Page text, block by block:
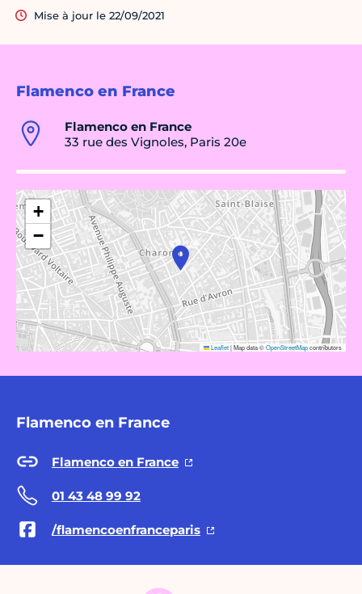
Flamenco en France
Flamenco en France
33 rue des Vignoles, Paris 20e
+
−
Leaflet|Map data ©OpenStreetMapcontributors
Flamenco en France
Flamenco en France
01 43 48 99 92
/flamencoenfranceparis
Mise à jour le 22/09/2021